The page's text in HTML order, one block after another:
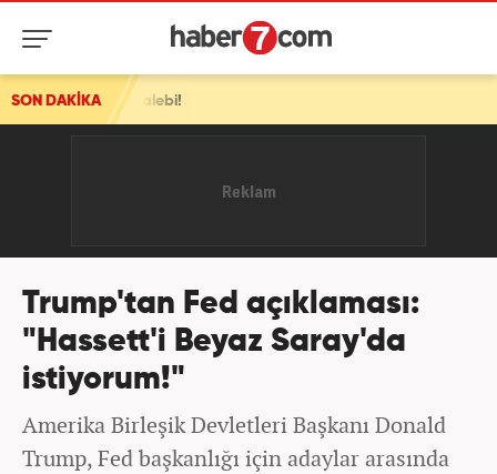
SON DAKİKA
talebi!
Trump'tan Fed açıklaması:
"Hassett'i Beyaz Saray'da
istiyorum!"
Amerika Birleşik Devletleri Başkanı Donald
Trump, Fed başkanlığı için adaylar arasında